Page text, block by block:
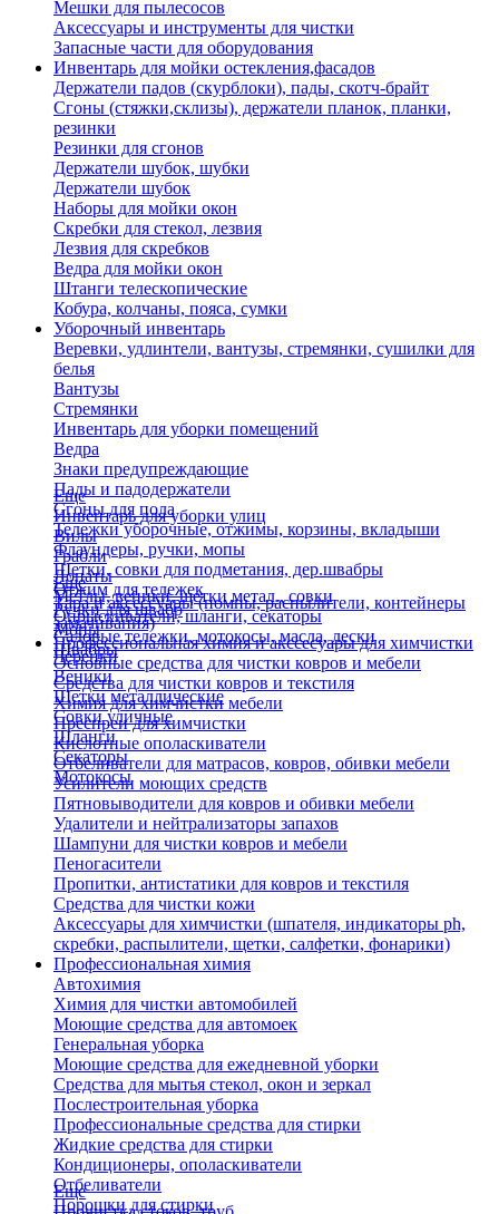
Мешки для пылесосов
Аксессуары и инструменты для чистки
Запасные части для оборудования
Инвентарь для мойки остекления,фасадов
Держатели падов (скурблоки), пады, скотч-брайт
Сгоны (стяжки,склизы), держатели планок, планки,
резинки
Резинки для сгонов
Держатели шубок, шубки
Держатели шубок
Наборы для мойки окон
Скребки для стекол, лезвия
Лезвия для скребков
Ведра для мойки окон
Штанги телескопические
Кобура, колчаны, пояса, сумки
Уборочный инвентарь
Веревки, удлинтели, вантузы, стремянки, сушилки для
белья
Вантузы
Стремянки
Инвентарь для уборки помещений
Ведра
Знаки предупреждающие
Пады и падодержатели
Сгоны для пола
Тележки уборочные, отжимы, корзины, вкладыши
Флаундеры, ручки, мопы
Щетки, совки для подметания, дер.швабры
Отжим для тележек
Ручки для швабр
Мопы
Швабры
Еще
Инвентарь для уборки улиц
Вилы
Грабли
Лопаты
Метлы, веники, щетки метал., совки
Опрыскиватели, шланги, секаторы
Садовые тележки, мотокосы, масла, лески
Черенки
Веники
Щетки металлические
Совки уличные
Шланги
Секаторы
Мотокосы
Еще
Тара и аксессуары (помпы, распылители, контейнеры
замачивания)
Профессиональная химия и акссесуары для химчистки
Основные средства для чистки ковров и мебели
Средства для чистки ковров и текстиля
Химия для химчистки мебели
Преспреи для химчистки
Кислотные ополаскиватели
Отбеливатели для матрасов, ковров, обивки мебели
Усилители моющих средств
Пятновыводители для ковров и обивки мебели
Удалители и нейтрализаторы запахов
Шампуни для чистки ковров и мебели
Пеногасители
Пропитки, антистатики для ковров и текстиля
Средства для чистки кожи
Аксессуары для химчистки (шпателя, индикаторы ph,
скребки, распылители, щетки, салфетки, фонарики)
Профессиональная химия
Автохимия
Химия для чистки автомобилей
Моющие средства для автомоек
Генеральная уборка
Моющие средства для ежедневной уборки
Средства для мытья стекол, окон и зеркал
Послестроительная уборка
Профессиональные средства для стирки
Жидкие средства для стирки
Кондиционеры, ополаскиватели
Отбеливатели
Порошки для стирки
Еще